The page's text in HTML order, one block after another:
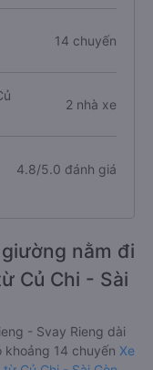
14 chuyến
2 nhà xe
4.8/5.0 đánh giá
nằm đi
Củ Chi - Sài
- Svay Rieng dài
khoảng 14 chuyến Xe